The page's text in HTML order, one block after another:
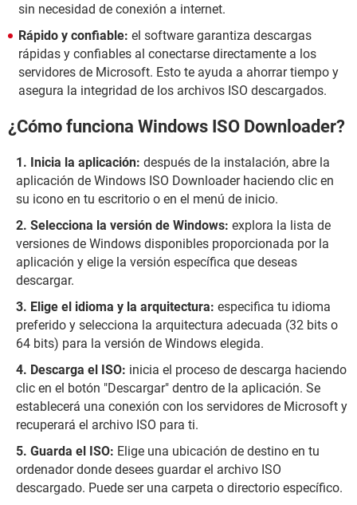
sin necesidad de conexión a internet.
Rápido y confiable: el software garantiza descargas
rápidas y confiables al conectarse directamente a los
servidores de Microsoft. Esto te ayuda a ahorrar tiempo y
asegura la integridad de los archivos ISO descargados.
¿Cómo funciona Windows ISO Downloader?
Inicia la aplicación: después de la instalación, abre la
aplicación de Windows ISO Downloader haciendo clic en
su icono en tu escritorio o en el menú de inicio.
Selecciona la versión de Windows: explora la lista de
versiones de Windows disponibles proporcionada por la
aplicación y elige la versión específica que deseas
descargar.
Elige el idioma y la arquitectura: especifica tu idioma
preferido y selecciona la arquitectura adecuada (32 bits o
64 bits) para la versión de Windows elegida.
Descarga el ISO: inicia el proceso de descarga haciendo
clic en el botón "Descargar" dentro de la aplicación. Se
establecerá una conexión con los servidores de Microsoft y
recuperará el archivo ISO para ti.
Guarda el ISO: Elige una ubicación de destino en tu
ordenador donde desees guardar el archivo ISO
descargado. Puede ser una carpeta o directorio específico.